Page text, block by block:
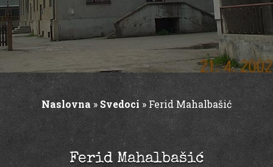
Naslovna» Svedoci »Ferid Mahalbašić
Ferid Mahalbašić